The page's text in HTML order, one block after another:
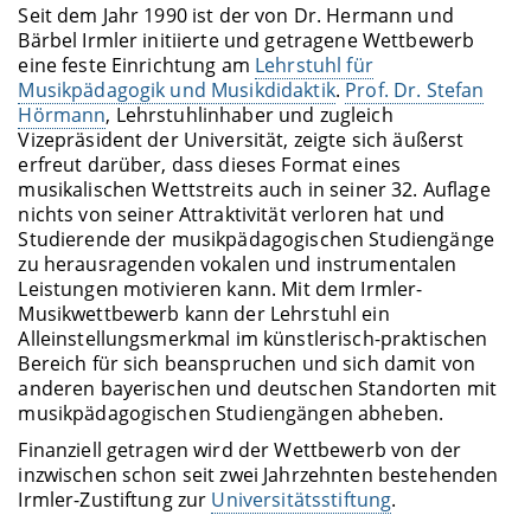
Seit dem Jahr 1990 ist der von Dr. Hermann und
Bärbel Irmler initiierte und getragene Wettbewerb
eine feste Einrichtung am Lehrstuhl für
Musikpädagogik und Musikdidaktik. Prof. Dr. Stefan
Hörmann, Lehrstuhlinhaber und zugleich
Vizepräsident der Universität, zeigte sich äußerst
erfreut darüber, dass dieses Format eines
musikalischen Wettstreits auch in seiner 32. Auflage
nichts von seiner Attraktivität verloren hat und
Studierende der musikpädagogischen Studiengänge
zu herausragenden vokalen und instrumentalen
Leistungen motivieren kann. Mit dem Irmler-
Musikwettbewerb kann der Lehrstuhl ein
Alleinstellungsmerkmal im künstlerisch-praktischen
Bereich für sich beanspruchen und sich damit von
anderen bayerischen und deutschen Standorten mit
musikpädagogischen Studiengängen abheben.
Finanziell getragen wird der Wettbewerb von der
inzwischen schon seit zwei Jahrzehnten bestehenden
Irmler-Zustiftung zur Universitätsstiftung.